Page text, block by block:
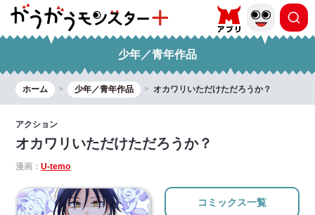
少年／青年作品
ホーム 少年／青年作品 オカワリいただけただろうか？
アクション
オカワリいただけただろうか？
漫画：U-temo
コミックス一覧